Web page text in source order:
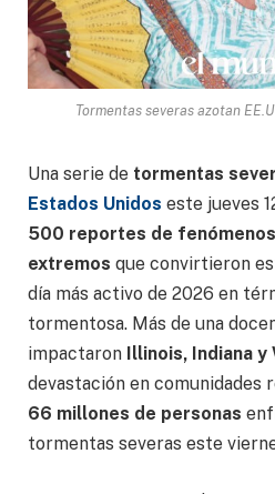
Tormentas severas azotan
Una serie de tormentas
Estados Unidos este jueves
500 reportes de
extremos que convirtieron
día más activo de 2026 en
tormentosa. Más de una
impactaron Illinois, Indiana y
devastación en comunidades
66 millones de personas
tormentas severas este